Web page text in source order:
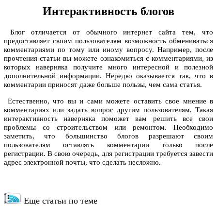
Интерактивность блогов
Блог отличается от обычного интернет сайта тем, что
предоставляет своим пользователям возможность обмениваться
комментариями по тому или иному вопросу. Например, после
прочтения статьи вы можете ознакомиться с комментариями, из
которых наверняка получите много интересной и полезной
дополнительной информации. Нередко оказывается так, что в
комментарии приносят даже больше пользы, чем сама статья.
Естественно, что вы и сами можете оставить свое мнение в
комментариях или задать вопрос другим пользователям. Такая
интерактивность наверняка поможет вам решить все свои
проблемы со строительством или ремонтом. Необходимо
заметить, что большинство блогов разрешают своим
пользователям оставлять комментарии только после
регистрации. В свою очередь, для регистрации требуется завести
адрес электронной почты, что сделать несложно.
Еще статьи по теме